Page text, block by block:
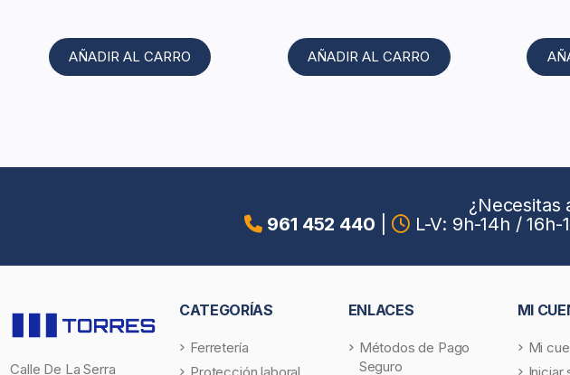
AÑADIR AL CARRO AÑADIR AL CARRO
¿Necesitas
961 452 440
L-V: 9h-14h / 16h-
Calle De La Serra
CATEGORÍAS
Ferretería
ENLACES
Métodos de Pago
Seguro
MI
Mi